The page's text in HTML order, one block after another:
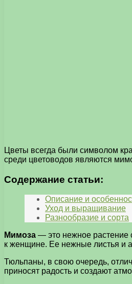
Цветы всегда были символом
среди цветоводов являются
Содержание статьи:
Описание и
Уход и выращивание
Разнообразие и сорта
Мимоза — это нежное растение
к женщине. Ее нежные листья и
Тюльпаны, в свою очередь,
приносят радость и создают